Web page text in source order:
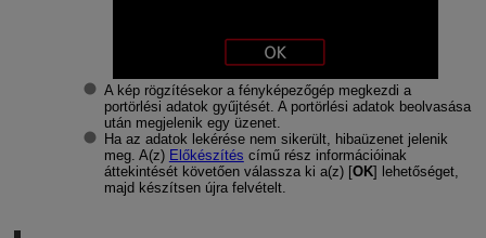
A kép rögzítésekor a fényképezőgép megkezdi a
portörlési adatok gyűjtését. A portörlési adatok beolvasása
után megjelenik egy üzenet.
Ha az adatok lekérése nem sikerült, hibaüzenet jelenik
meg. A(z) Előkészítés című rész információinak
áttekintését követően válassza ki a(z) [OK] lehetőséget,
majd készítsen újra felvételt.